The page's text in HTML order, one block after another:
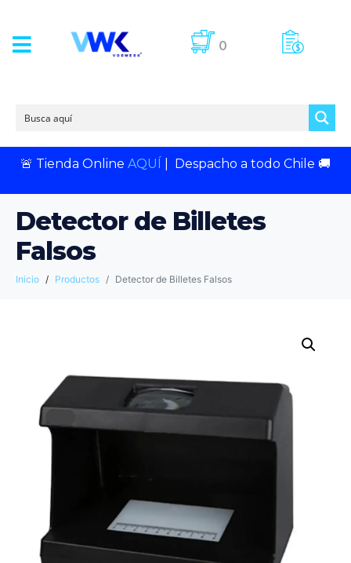
0
🚨 Tienda Online AQUÍ Despacho a todo Chile 🚚
Detector de Billetes
Falsos
Inicio Productos Detector de Billetes Falsos